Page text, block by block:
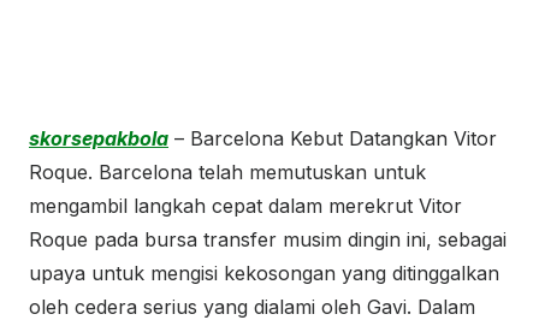
skorsepakbola – Barcelona Kebut Datangkan Vitor
Roque. Barcelona telah memutuskan untuk
mengambil langkah cepat dalam merekrut Vitor
Roque pada bursa transfer musim dingin ini, sebagai
upaya untuk mengisi kekosongan yang ditinggalkan
oleh cedera serius yang dialami oleh Gavi. Dalam